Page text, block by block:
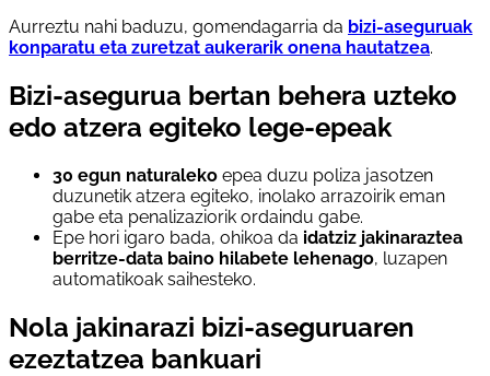
Aurreztu nahi baduzu, gomendagarria da bizi-aseguruak
konparatu eta zuretzat aukerarik onena hautatzea.
Bizi-asegurua bertan behera uzteko
edo atzera egiteko lege-epeak
30 egun naturaleko epea duzu poliza jasotzen
duzunetik atzera egiteko, inolako arrazoirik eman
gabe eta penalizaziorik ordaindu gabe.
Epe hori igaro bada, ohikoa da idatziz jakinaraztea
berritze-data baino hilabete lehenago, luzapen
automatikoak saihesteko.
Nola jakinarazi bizi-aseguruaren
ezeztatzea bankuari